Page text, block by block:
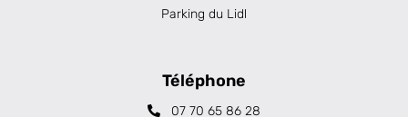
Parking du Lidl
Téléphone
07 70 65 86 28